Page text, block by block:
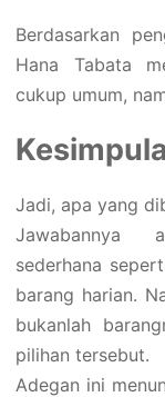
Berdasarkan
Hana Tabata
cukup umum,
Jadi, apa yang
Jawabannya
sederhana
barang harian.
bukanlah
pilihan tersebut.
Adegan ini